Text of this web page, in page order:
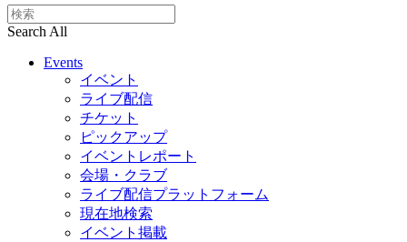
Search All
Events
イベント
ライブ配信
チケット
ピックアップ
イベントレポート
会場・クラブ
ライブ配信プラットフォーム
現在地検索
イベント掲載